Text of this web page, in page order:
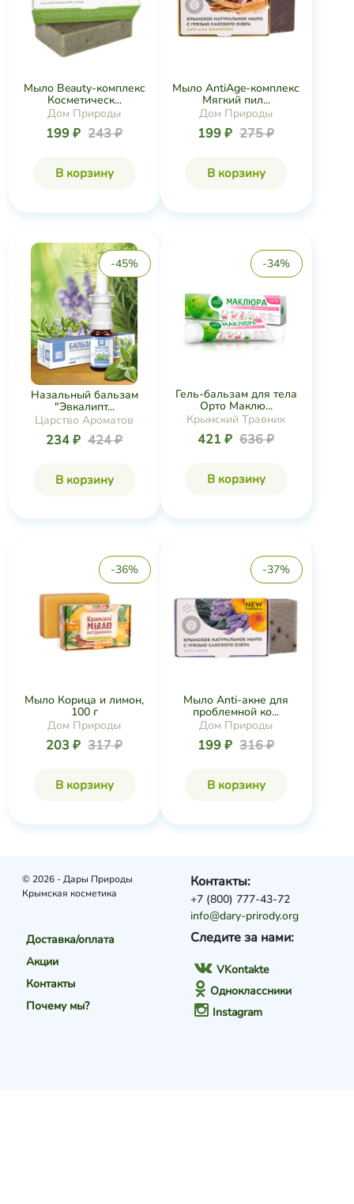
Мыло Beauty-комплекс
Косметическ...
Дом Природы
199 ₽ 243 ₽
В корзину
Мыло AntiАge-комплекс
Мягкий пил...
Дом Природы
199 ₽ 275 ₽
В корзину
-45%
Назальный бальзам
"Эвкалипт...
Царство Ароматов
234 ₽ 424 ₽
В корзину
-34%
Гель-бальзам для тела
Орто Маклю...
Крымский Травник
421 ₽ 636 ₽
В корзину
-36%
Мыло Корица и лимон,
100 г
Дом Природы
203 ₽ 317 ₽
В корзину
-37%
Мыло Anti-акне для
проблемной ко...
Дом Природы
199 ₽ 316 ₽
В корзину
© 2026 - Дары Природы
Крымская косметика
Доставка/оплата
Акции
Контакты
Почему мы?
Следите за нами:
VKontakte
Одноклассники
Instagram
Контакты:
+7 (800) 777-43-72
info@dary-prirody.org